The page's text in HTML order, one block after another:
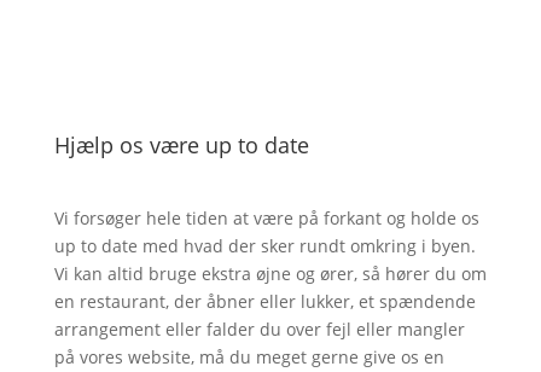
Hjælp os være up to date
Vi forsøger hele tiden at være på forkant og holde os
up to date med hvad der sker rundt omkring i byen.
Vi kan altid bruge ekstra øjne og ører, så hører du om
en restaurant, der åbner eller lukker, et spændende
arrangement eller falder du over fejl eller mangler
på vores website, må du meget gerne give os en